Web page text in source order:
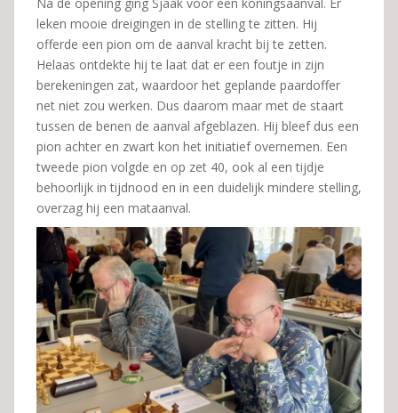
leken mooie dreigingen in de stelling te zitten. Hij
offerde een pion om de aanval kracht bij te zetten.
Helaas ontdekte hij te laat dat er een foutje in zijn
berekeningen zat, waardoor het geplande paardoffer
net niet zou werken. Dus daarom maar met de staart
tussen de benen de aanval afgeblazen. Hij bleef dus een
pion achter en zwart kon het initiatief overnemen. Een
tweede pion volgde en op zet 40, ook al een tijdje
behoorlijk in tijdnood en in een duidelijk mindere stelling,
overzag hij een mataanval.